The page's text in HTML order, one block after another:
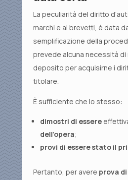
La peculiarità del diritto
marchi e ai brevetti, è data
semplificazione della
prevede alcuna necessità
deposito per acquisirne i
titolare.
È sufficiente che lo stesso:
dimostri di essere
dell’opera;
provi di essere stato il
Pertanto, per avere prova